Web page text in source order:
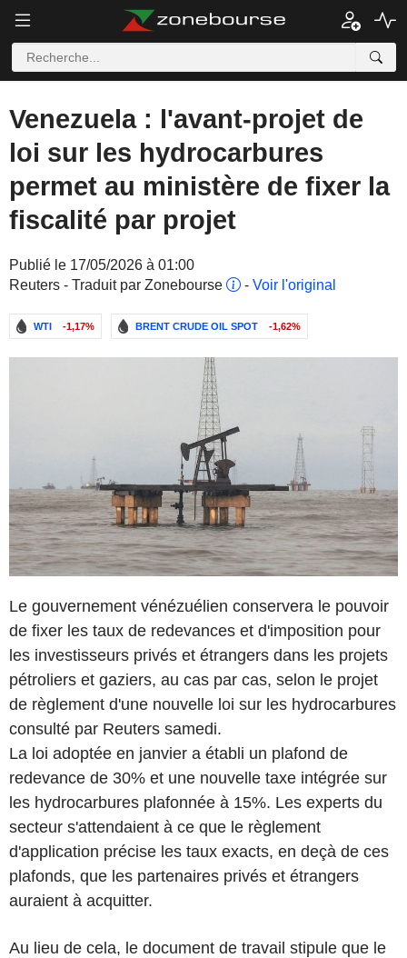
Venezuela : l'avant-projet de
loi sur les hydrocarbures
permet au ministère de fixer la
fiscalité par projet
Publié le 17/05/2026 à 01:00
Reuters - Traduit par Zonebourse
- Voir l'original
WTI -1,17% BRENT CRUDE OIL SPOT -1,62%
Le gouvernement vénézuélien conservera le pouvoir
de fixer les taux de redevances et d'imposition pour
les investisseurs privés et étrangers dans les projets
pétroliers et gaziers, au cas par cas, selon le projet
de règlement d'une nouvelle loi sur les hydrocarbures
consulté par Reuters samedi.
La loi adoptée en janvier a établi un plafond de
redevance de 30% et une nouvelle taxe intégrée sur
les hydrocarbures plafonnée à 15%. Les experts du
secteur s'attendaient à ce que le règlement
d'application précise les taux exacts, en deçà de ces
plafonds, que les partenaires privés et étrangers
auraient à acquitter.
Au lieu de cela, le document de travail stipule que le